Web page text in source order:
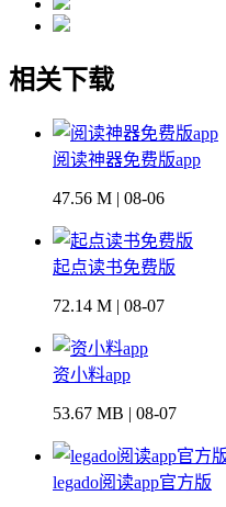
相关下载
阅读神器免费版app
47.56 M | 08-06
起点读书免费版
72.14 M | 08-07
资小料app
53.67 MB | 08-07
legado阅读app官方版